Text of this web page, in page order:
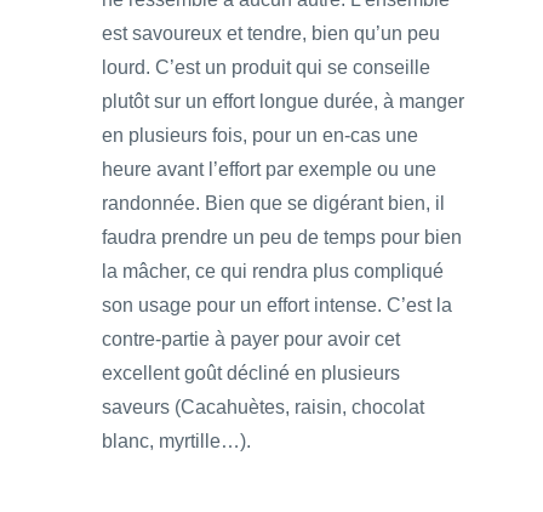
est savoureux et tendre, bien qu’un peu
lourd. C’est un produit qui se conseille
plutôt sur un effort longue durée, à manger
en plusieurs fois, pour un en-cas une
heure avant l’effort par exemple ou une
randonnée. Bien que se digérant bien, il
faudra prendre un peu de temps pour bien
la mâcher, ce qui rendra plus compliqué
son usage pour un effort intense. C’est la
contre-partie à payer pour avoir cet
excellent goût décliné en plusieurs
saveurs (Cacahuètes, raisin, chocolat
blanc, myrtille…).